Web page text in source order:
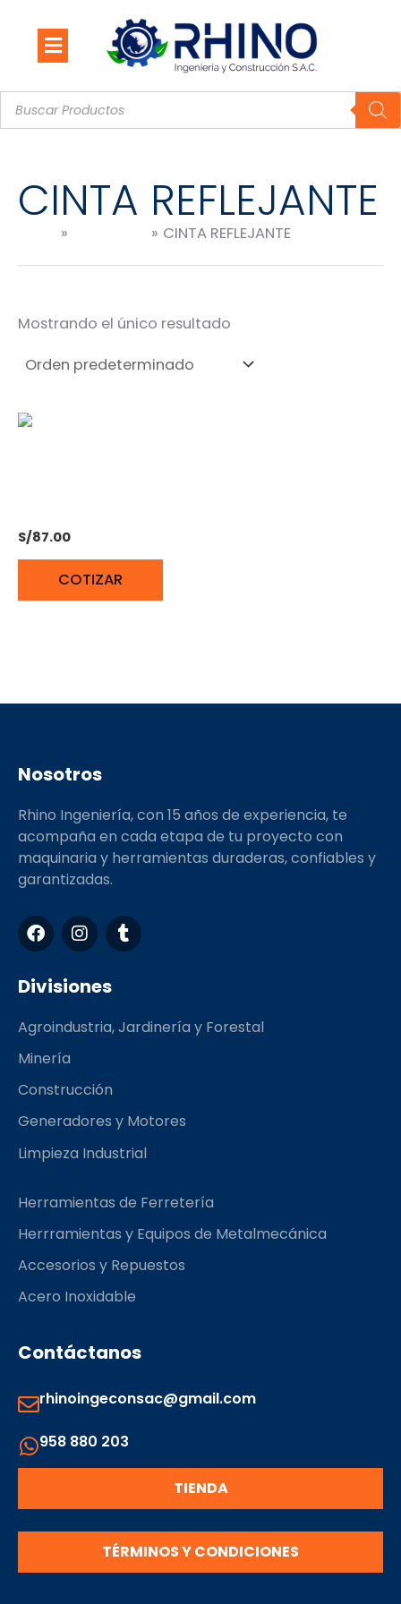
contenido
Búsqueda
de
productos
CINTA REFLEJANTE
CINTA REFLEJANTE
Mostrando el único resultado
S/87.00
COTIZAR
Nosotros
Rhino Ingeniería, con 15 años de experiencia, te
acompaña en cada etapa de tu proyecto con
maquinaria y herramientas duraderas, confiables y
garantizadas.
F
a
c
e
b
o
k
I
n
s
t
a
r
T
u
m
Divisiones
Agroindustria, Jardinería y Forestal
Minería
Construcción
Generadores y Motores
Limpieza Industrial
Herramientas de Ferretería
Herrramientas y Equipos de Metalmecánica
Accesorios y Repuestos
Acero Inoxidable
Contáctanos
rhinoingeconsac@gmail.com
958 880 203
TIENDA
TÉRMINOS Y CONDICIONES